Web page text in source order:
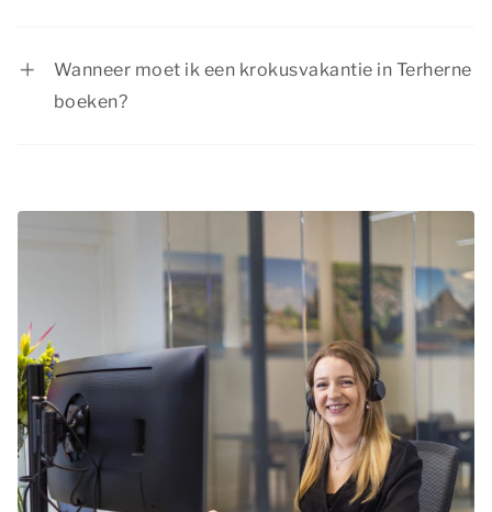
Wanneer moet ik een krokusvakantie in Terherne
boeken?
We raden daarom aan je krokusvakantie in
kiezen voor jouw favoriete accommodatie.